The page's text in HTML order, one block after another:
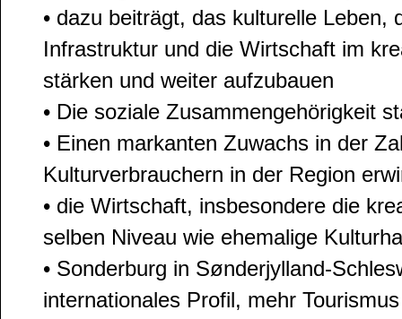
• dazu beiträgt, das kulturelle Leben,
Infrastruktur und die Wirtschaft im
stärken und weiter aufzubauen
• Die soziale Zusammengehörigkeit
• Einen markanten Zuwachs in der
Kulturverbrauchern in der Region
• die Wirtschaft, insbesondere die
selben Niveau wie ehemalige
• Sonderburg in Sønderjylland-
internationales Profil, mehr